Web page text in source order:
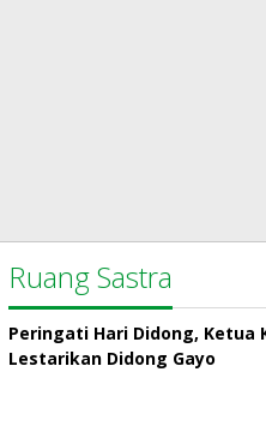
Ruang Sastra
Peringati Hari Didong, Ketua
Lestarikan Didong Gayo